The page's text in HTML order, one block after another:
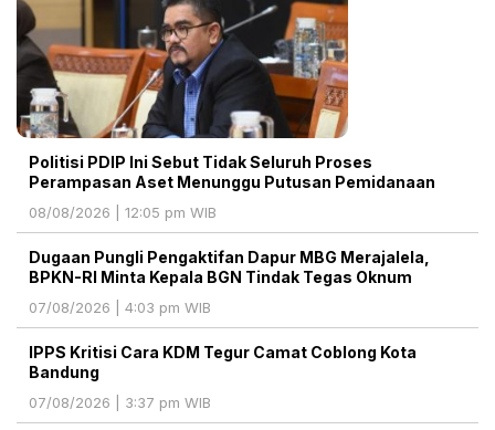
Politisi PDIP Ini Sebut Tidak Seluruh Proses
Perampasan Aset Menunggu Putusan Pemidanaan
08/08/2026 | 12:05 pm WIB
Dugaan Pungli Pengaktifan Dapur MBG Merajalela,
BPKN-RI Minta Kepala BGN Tindak Tegas Oknum
07/08/2026 | 4:03 pm WIB
IPPS Kritisi Cara KDM Tegur Camat Coblong Kota
Bandung
07/08/2026 | 3:37 pm WIB